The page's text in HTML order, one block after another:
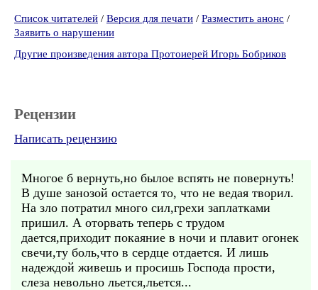
Список читателей / Версия для печати / Разместить анонс /
Заявить о нарушении
Другие произведения автора Протоиерей Игорь Бобриков
Рецензии
Написать рецензию
Многое б вернуть,но былое вспять не повернуть!
В душе занозой остается то, что не ведая творил.
На зло потратил много сил,грехи заплатками
пришил. А оторвать теперь с трудом
дается,приходит покаяние в ночи и плавит огонек
свечи,ту боль,что в сердце отдается. И лишь
надеждой живешь и просишь Господа прости,
слеза невольно льется,льется...